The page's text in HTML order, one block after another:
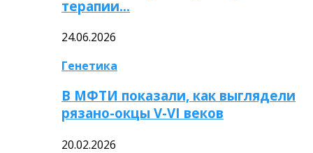
терапии…
24.06.2026
Генетика
В МФТИ показали, как выглядели
рязано-окцы V-VI веков
20.02.2026